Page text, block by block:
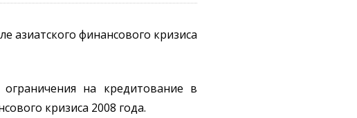
азиатского финансового кризиса
на кредитование в
кризиса 2008 года.